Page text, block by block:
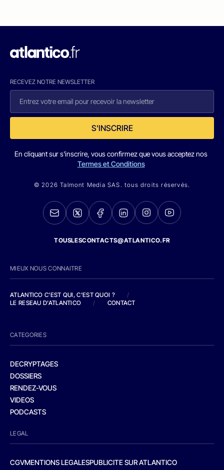
RECEVEZ NOTRE NEWSLETTER
S'INSCRIRE
En cliquant sur s'inscrire, vous confirmez que vous acceptez nos
Termes et Conditions
© 2026 Talmont Media SAS. tous droits réservés.
TOUSLESCONTACTS@ATLANTICO.FR
MIEUX NOUS CONNAITRE
ATLANTICO C'EST QUI, C'EST QUOI ?
/
LE RESEAU D'ATLANTICO
/ CONTACT
CATEGORIES
DECRYPTAGES
DOSSIERS
RENDEZ-VOUS
VIDEOS
PODCASTS
LEGAL
CGVMENTIONS LEGALESPUBLICITE SUR ATLANTICO